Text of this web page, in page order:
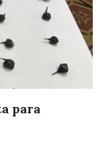
para